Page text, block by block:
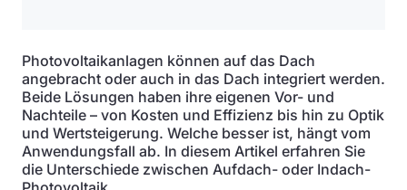
Photovoltaikanlagen können auf das Dach
angebracht oder auch in das Dach integriert werden.
Beide Lösungen haben ihre eigenen Vor- und
Nachteile – von Kosten und Effizienz bis hin zu Optik
und Wertsteigerung. Welche besser ist, hängt vom
Anwendungsfall ab. In diesem Artikel erfahren Sie
die Unterschiede zwischen Aufdach- oder Indach-